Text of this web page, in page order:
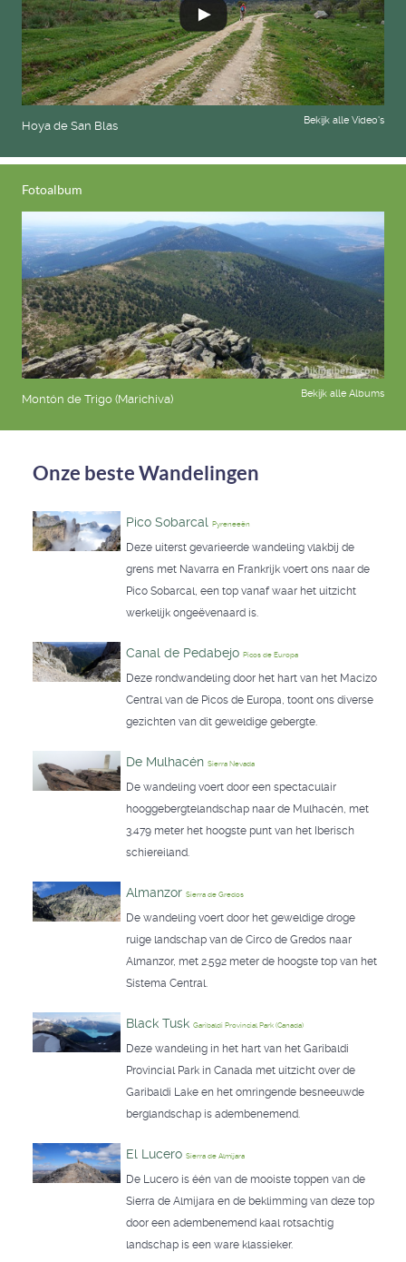
Hoya de San Blas Bekijk alle Video's
Fotoalbum
Montón de Trigo (Marichiva) Bekijk alle Albums
Onze beste Wandelingen
Pico SobarcalPyreneeën
Deze uiterst gevarieerde wandeling vlakbij de
grens met Navarra en Frankrijk voert ons naar de
Pico Sobarcal, een top vanaf waar het uitzicht
werkelijk ongeëvenaard is.
Canal de PedabejoPicos de Europa
Deze rondwandeling door het hart van het Macizo
Central van de Picos de Europa, toont ons diverse
gezichten van dit geweldige gebergte.
De MulhacénSierra Nevada
De wandeling voert door een spectaculair
hooggebergtelandschap naar de Mulhacén, met
3.479 meter het hoogste punt van het Iberisch
schiereiland.
AlmanzorSierra de Gredos
De wandeling voert door het geweldige droge
ruige landschap van de Circo de Gredos naar
Almanzor, met 2.592 meter de hoogste top van het
Sistema Central.
Black TuskGaribaldi Provincial Park (Canada)
Deze wandeling in het hart van het Garibaldi
Provincial Park in Canada met uitzicht over de
Garibaldi Lake en het omringende besneeuwde
berglandschap is adembenemend.
El LuceroSierra de Almijara
De Lucero is één van de mooiste toppen van de
Sierra de Almijara en de beklimming van deze top
door een adembenemend kaal rotsachtig
landschap is een ware klassieker.